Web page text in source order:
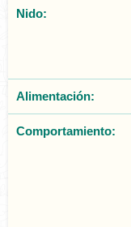
Nido:
Alimentación:
Comportamiento: